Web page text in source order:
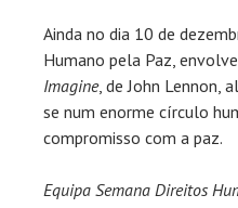
Ainda no dia 10 de
Humano pela Paz,
Imagine, de John Lennon,
se num enorme círculo
compromisso com a paz.
Equipa Semana Direitos